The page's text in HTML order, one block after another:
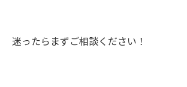
迷ったらまずご相談ください！